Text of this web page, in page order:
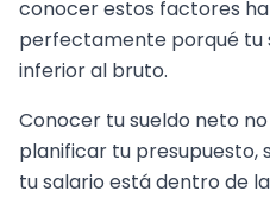
conocer estos factores
perfectamente porqué tu
inferior al bruto.
Conocer tu sueldo neto
planificar tu presupuesto,
tu salario está dentro de